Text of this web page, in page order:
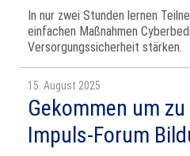
In nur zwei Stunden lernen
einfachen Maßnahmen
Versorgungssicherheit stärken.
15. August 2025
Gekommen um
Impuls-Forum